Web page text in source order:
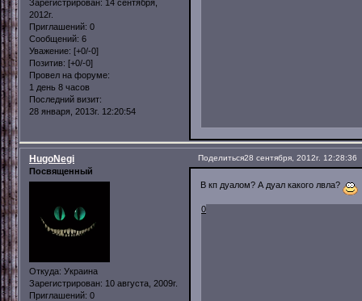
Зарегистрирован: 14 сентября,
2012г.
Приглашений: 0
Сообщений: 6
Уважение: [+0/-0]
Позитив: [+0/-0]
Провел на форуме:
1 день 8 часов
Последний визит:
28 января, 2013г. 12:20:54
Поделиться28 сентября, 2012г. 12:28:36
HugoNegi
Посвященный
Откуда: Украина
Зарегистрирован: 10 августа, 2009г.
Приглашений: 0
В кп дуалом? А дуал какого лвла?
0